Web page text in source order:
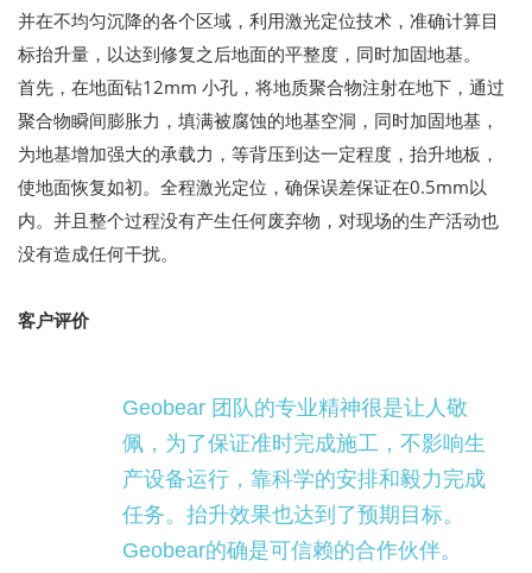
并在不均匀沉降的各个区域，利用激光定位技术，准确计算目
标抬升量，以达到修复之后地面的平整度，同时加固地基。
首先，在地面钻12mm 小孔，将地质聚合物注射在地下，通过
聚合物瞬间膨胀力，填满被腐蚀的地基空洞，同时加固地基，
为地基增加强大的承载力，等背压到达一定程度，抬升地板，
使地面恢复如初。全程激光定位，确保误差保证在0.5mm以
内。并且整个过程没有产生任何废弃物，对现场的生产活动也
没有造成任何干扰。
客户评价
Geobear 团队的专业精神很是让人敬
佩，为了保证准时完成施工，不影响生
产设备运行，靠科学的安排和毅力完成
任务。抬升效果也达到了预期目标。
Geobear的确是可信赖的合作伙伴。